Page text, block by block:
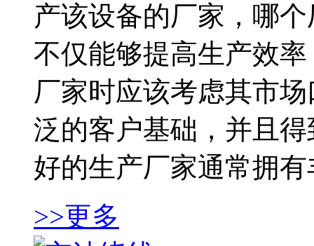
产该设备的厂家，哪
不仅能够提高生产效
厂家时应该考虑其市
泛的客户基础，并且
好的生产厂家通常拥
>>更多